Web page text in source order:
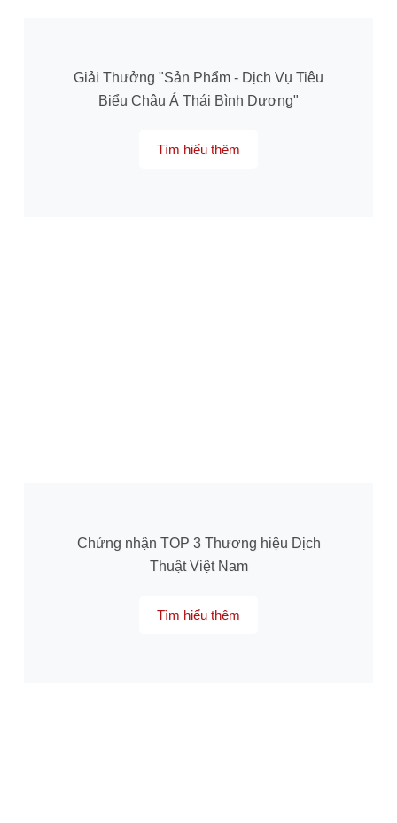
Giải Thưởng "Sản Phẩm - Dịch Vụ Tiêu
Biểu Châu Á Thái Bình Dương"
Tìm hiểu thêm
Chứng nhận TOP 3 Thương hiệu Dịch
Thuật Việt Nam
Tìm hiểu thêm